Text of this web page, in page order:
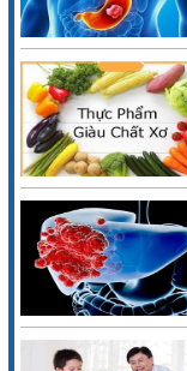
có thể không
sản phẩm thực tế.
Chúng tôi
thông tin trên
báo và hướng
sử dụng. Để có
lòng liên hệ
hotline
Thông tin trên
không thay thế
chuyên gia y tế.